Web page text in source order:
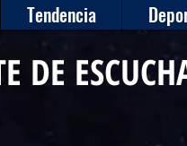
Tendencia
DE